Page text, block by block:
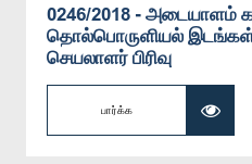
0246/2018 - அடையாளம்
தொல்பொருளியல் இடங்கள்:
செயலாளர் பிரிவு
பார்க்க